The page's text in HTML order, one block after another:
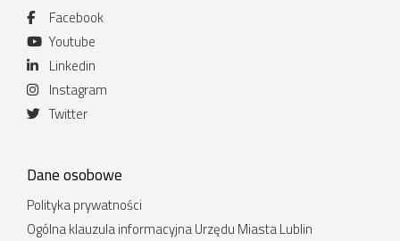
Facebook
Youtube
Linkedin
Instagram
Twitter
Dane osobowe
Polityka prywatności
Ogólna klauzula informacyjna Urzędu Miasta Lublin